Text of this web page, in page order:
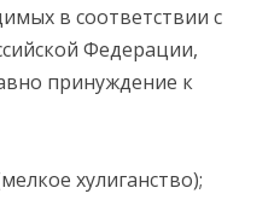
в соответствии с
Федерации,
принуждение к
хулиганство);